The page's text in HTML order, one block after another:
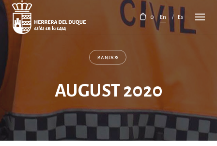
Skip
to
content
0 En Es
BANDOS
AUGUST 2020